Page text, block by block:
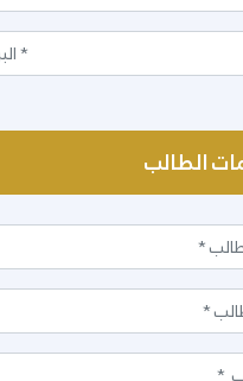
الطالب